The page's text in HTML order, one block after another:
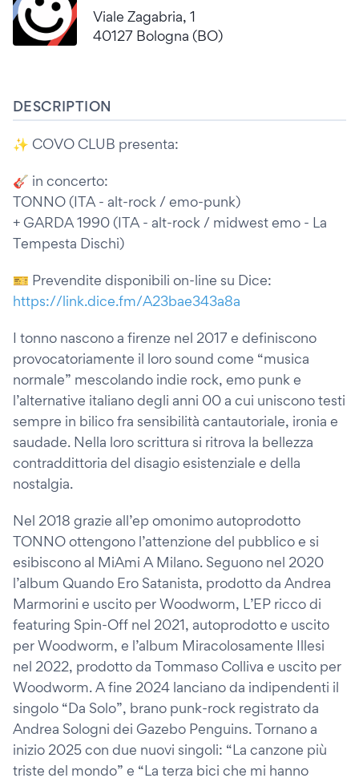
Viale Zagabria, 1
40127 Bologna (BO)
DESCRIPTION
✨ COVO CLUB presenta:
🎸 in concerto:
TONNO (ITA - alt-rock / emo-punk)
+ GARDA 1990 (ITA - alt-rock / midwest emo - La
Tempesta Dischi)
🎫 Prevendite disponibili on-line su Dice:
https://link.dice.fm/A23bae343a8a
I tonno nascono a firenze nel 2017 e definiscono
provocatoriamente il loro sound come “musica
normale” mescolando indie rock, emo punk e
l’alternative italiano degli anni 00 a cui uniscono testi
sempre in bilico fra sensibilità cantautoriale, ironia e
saudade. Nella loro scrittura si ritrova la bellezza
contraddittoria del disagio esistenziale e della
nostalgia.
Nel 2018 grazie all’ep omonimo autoprodotto
TONNO ottengono l’attenzione del pubblico e si
esibiscono al MiAmi A Milano. Seguono nel 2020
l’album Quando Ero Satanista, prodotto da Andrea
Marmorini e uscito per Woodworm, L’EP ricco di
featuring Spin-Off nel 2021, autoprodotto e uscito
per Woodworm, e l’album Miracolosamente Illesi
nel 2022, prodotto da Tommaso Colliva e uscito per
Woodworm. A fine 2024 lanciano da indipendenti il
singolo “Da Solo”, brano punk-rock registrato da
Andrea Sologni dei Gazebo Penguins. Tornano a
inizio 2025 con due nuovi singoli: “La canzone più
triste del mondo” e “La terza bici che mi hanno